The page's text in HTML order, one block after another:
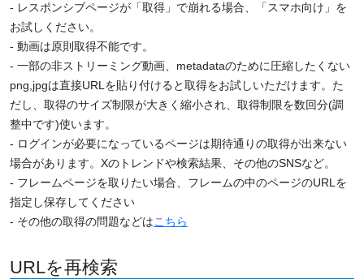
- レスポンシブページが「取得」で崩れる場合、「スマホ向け」を
お試しください。
- 動画は原則取得不能です。
- 一部の非ストリーミング動画、metadataのために圧縮したくない
png,jpgは直接URLを貼り付けると取得をお試しいただけます。た
だし、取得のサイズ制限が大きく縮小され、取得制限を数回分(調
整中です)使います。
- ログインが必要になっているページは期待通りの取得が出来ない
場合があります。Xのトレンドや検索結果、その他のSNSなど。
- フレームページを取りたい場合、フレームの中のページのURLを
指定し保存してください
- その他の取得の問題などはこちら
URLを再検索